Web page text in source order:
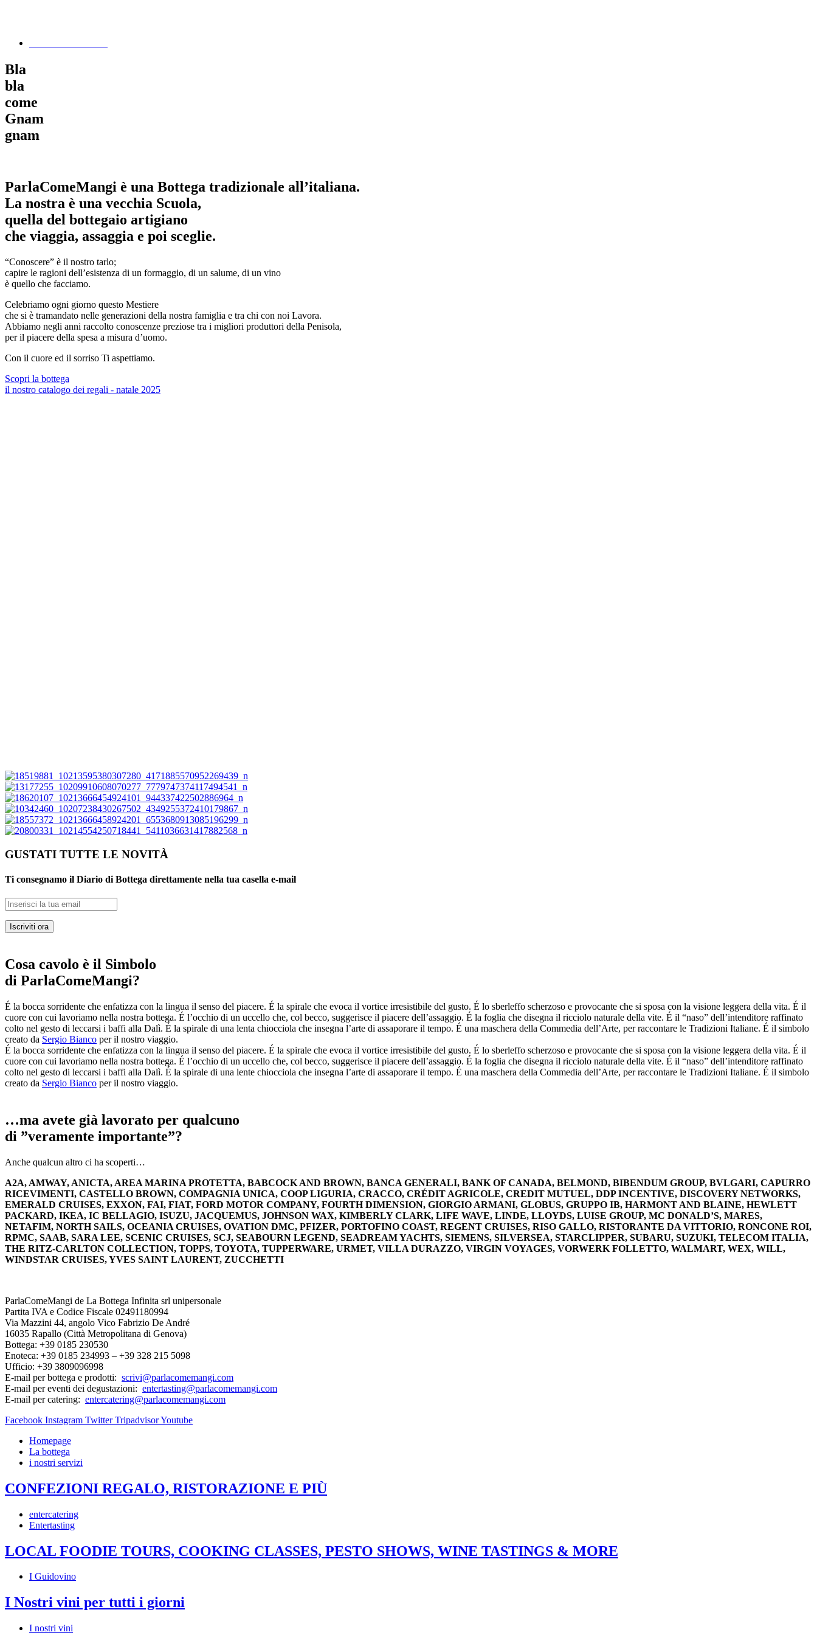
Bla
bla
come
Gnam
gnam
ParlaComeMangi è una Bottega tradizionale all’italiana.
La nostra è una vecchia Scuola,
quella del bottegaio artigiano
che viaggia, assaggia e poi sceglie.
“Conoscere” è il nostro tarlo;
capire le ragioni dell’esistenza di un formaggio, di un salume, di un vino
è quello che facciamo.
Celebriamo ogni giorno questo Mestiere
che si è tramandato nelle generazioni della nostra famiglia e tra chi con noi Lavora.
Abbiamo negli anni raccolto conoscenze preziose tra i migliori produttori della Penisola,
per il piacere della spesa a misura d’uomo.
Con il cuore ed il sorriso Ti aspettiamo.
Scopri la bottega
il nostro catalogo dei regali - natale 2025
GUSTATI TUTTE LE NOVITÀ
Ti consegnamo il Diario di Bottega direttamente nella tua casella e-mail
Iscriviti ora
Cosa cavolo è il Simbolo
di ParlaComeMangi?
É la bocca sorridente che enfatizza con la lingua il senso del piacere. É la spirale che evoca il vortice irresistibile del gusto. É lo sberleffo scherzoso e provocante che si sposa con la visione leggera della vita. É il
cuore con cui lavoriamo nella nostra bottega. É l’occhio di un uccello che, col becco, suggerisce il piacere dell’assaggio. É la foglia che disegna il ricciolo naturale della vite. É il “naso” dell’intenditore raffinato
colto nel gesto di leccarsi i baffi alla Dalì. É la spirale di una lenta chiocciola che insegna l’arte di assaporare il tempo. É una maschera della Commedia dell’Arte, per raccontare le Tradizioni Italiane. É il simbolo
creato da Sergio Bianco per il nostro viaggio.
É la bocca sorridente che enfatizza con la lingua il senso del piacere. É la spirale che evoca il vortice irresistibile del gusto. É lo sberleffo scherzoso e provocante che si sposa con la visione leggera della vita. É il
cuore con cui lavoriamo nella nostra bottega. É l’occhio di un uccello che, col becco, suggerisce il piacere dell’assaggio. É la foglia che disegna il ricciolo naturale della vite. É il “naso” dell’intenditore raffinato
colto nel gesto di leccarsi i baffi alla Dalì. É la spirale di una lente chiocciola che insegna l’arte di assaporare il tempo. É una maschera della Commedia dell’Arte, per raccontare le Tradizioni Italiane. É il simbolo
creato da Sergio Bianco per il nostro viaggio.
…ma avete già lavorato per qualcuno
di ”veramente importante”?
Anche qualcun altro ci ha scoperti…
A2A, AMWAY, ANICTA, AREA MARINA PROTETTA, BABCOCK AND BROWN, BANCA GENERALI, BANK OF CANADA, BELMOND, BIBENDUM GROUP, BVLGARI, CAPURRO
RICEVIMENTI, CASTELLO BROWN, COMPAGNIA UNICA, COOP LIGURIA, CRACCO, CRÉDIT AGRICOLE, CREDIT MUTUEL, DDP INCENTIVE, DISCOVERY NETWORKS,
EMERALD CRUISES, EXXON, FAI, FIAT, FORD MOTOR COMPANY, FOURTH DIMENSION, GIORGIO ARMANI, GLOBUS, GRUPPO IB, HARMONT AND BLAINE, HEWLETT
PACKARD, IKEA, IC BELLAGIO, ISUZU, JACQUEMUS, JOHNSON WAX, KIMBERLY CLARK, LIFE WAVE, LINDE, LLOYDS, LUISE GROUP, MC DONALD’S, MARES,
NETAFIM, NORTH SAILS, OCEANIA CRUISES, OVATION DMC, PFIZER, PORTOFINO COAST, REGENT CRUISES, RISO GALLO, RISTORANTE DA VITTORIO, RONCONE ROI,
RPMC, SAAB, SARA LEE, SCENIC CRUISES, SCJ, SEABOURN LEGEND, SEADREAM YACHTS, SIEMENS, SILVERSEA, STARCLIPPER, SUBARU, SUZUKI, TELECOM ITALIA,
THE RITZ-CARLTON COLLECTION, TOPPS, TOYOTA, TUPPERWARE, URMET, VILLA DURAZZO, VIRGIN VOYAGES, VORWERK FOLLETTO, WALMART, WEX, WILL,
WINDSTAR CRUISES, YVES SAINT LAURENT, ZUCCHETTI
ParlaComeMangi de La Bottega Infinita srl unipersonale
Partita IVA e Codice Fiscale 02491180994
Via Mazzini 44, angolo Vico Fabrizio De André
16035 Rapallo (Città Metropolitana di Genova)
Bottega: +39 0185 230530
Enoteca: +39 0185 234993 – +39 328 215 5098
Ufficio: +39 3809096998
E-mail per bottega e prodotti: scrivi@parlacomemangi.com
E-mail per eventi dei degustazioni: entertasting@parlacomemangi.com
E-mail per catering: entercatering@parlacomemangi.com
Facebook Instagram Twitter TripadvisorYoutube
Homepage
La bottega
i nostri servizi
CONFEZIONI REGALO, RISTORAZIONE E PIÙ
entercatering
Entertasting
LOCAL FOODIE TOURS, COOKING CLASSES, PESTO SHOWS, WINE TASTINGS & MORE
I Guidovino
I Nostri vini per tutti i giorni
I nostri vini